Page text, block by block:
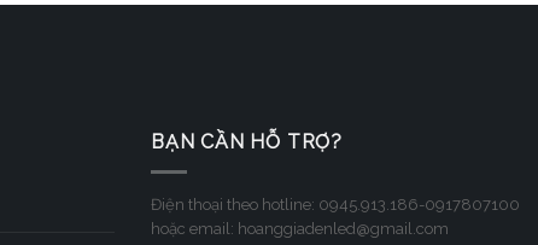
BẠN CẦN HỖ TRỢ?
Điện thoại theo hotline: 0945.913.186-0917807100
hoặc email: hoanggiadenled@gmail.com